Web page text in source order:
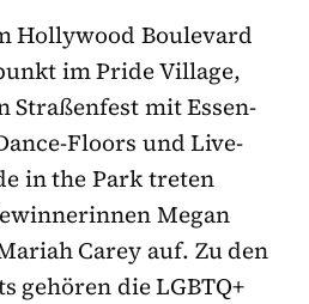
Hollywood Boulevard
im Pride Village,
Straßenfest mit Essen-
Floors und Live-
in the Park treten
Megan
Carey auf. Zu den
gehören die LGBTQ+